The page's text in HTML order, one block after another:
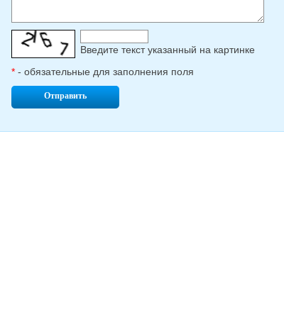
Введите текcт указанный на картинке
* - обязательные для заполнения поля
Отправить